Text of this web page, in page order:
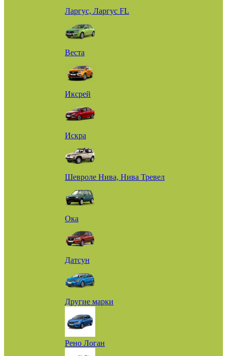
Ларгус, Ларгус FL
Веста
Иксрей
Искра
Шевроле Нива, Нива Тревел
Ока
Датсун
Другие марки
Рено Логан